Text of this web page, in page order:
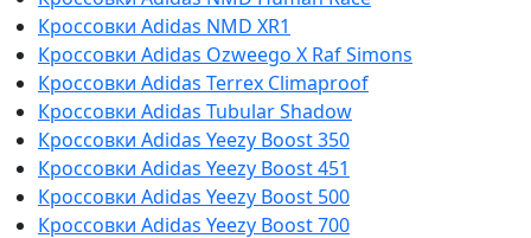
Кроссовки Adidas NMD XR1
Кроссовки Adidas Ozweego Х Raf Simons
Кроссовки Adidas Terrex Climaproof
Кроссовки Adidas Tubular Shadow
Кроссовки Adidas Yeezy Boost 350
Кроссовки Adidas Yeezy Boost 451
Кроссовки Adidas Yeezy Boost 500
Кроссовки Adidas Yeezy Boost 700